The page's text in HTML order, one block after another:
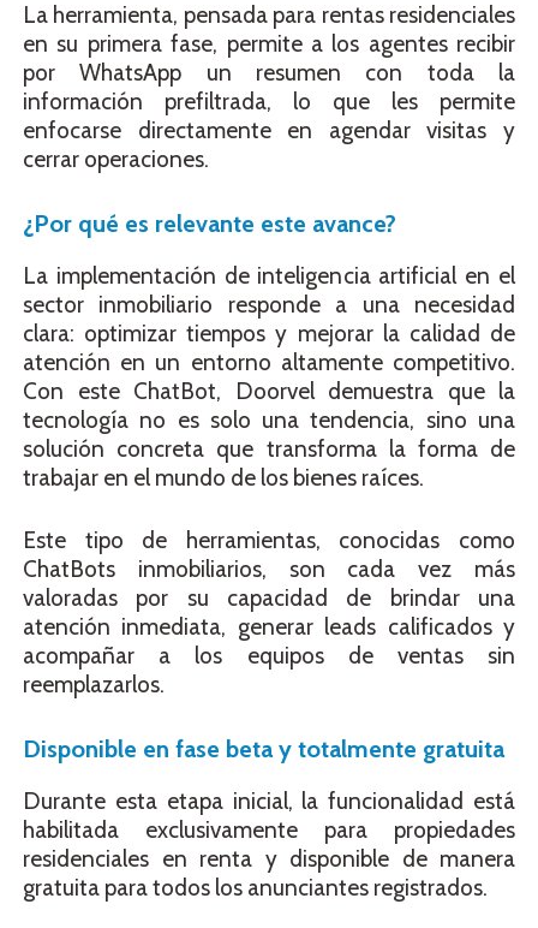
La herramienta, pensada para rentas residenciales
en su primera fase, permite a los agentes recibir
por WhatsApp un resumen con toda la
información prefiltrada, lo que les permite
enfocarse directamente en agendar visitas y
cerrar operaciones.
¿Por qué es relevante este avance?
La implementación de inteligencia artificial en el
sector inmobiliario responde a una necesidad
clara: optimizar tiempos y mejorar la calidad de
atención en un entorno altamente competitivo.
Con este ChatBot, Doorvel demuestra que la
tecnología no es solo una tendencia, sino una
solución concreta que transforma la forma de
trabajar en el mundo de los bienes raíces.
Este tipo de herramientas, conocidas como
ChatBots inmobiliarios, son cada vez más
valoradas por su capacidad de brindar una
atención inmediata, generar leads calificados y
acompañar a los equipos de ventas sin
reemplazarlos.
Disponible en fase beta y totalmente gratuita
Durante esta etapa inicial, la funcionalidad está
habilitada exclusivamente para propiedades
residenciales en renta y disponible de manera
gratuita para todos los anunciantes registrados.